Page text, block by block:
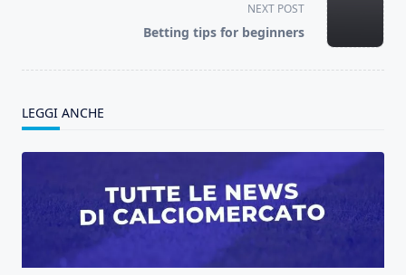
NEXT POST
Betting tips for beginners
LEGGI ANCHE